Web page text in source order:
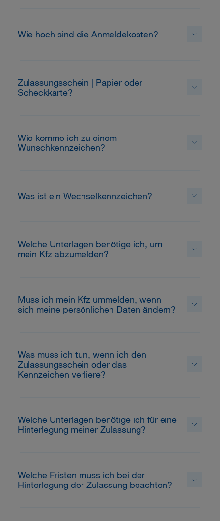
Wie hoch sind die Anmeldekosten?
Zulassungsschein | Papier oder
Scheckkarte?
Wie komme ich zu einem
Wunschkennzeichen?
Was ist ein Wechselkennzeichen?
Welche Unterlagen benötige ich, um
mein Kfz abzumelden?
Muss ich mein Kfz ummelden, wenn
sich meine persönlichen Daten ändern?
Was muss ich tun, wenn ich den
Zulassungsschein oder das
Kennzeichen verliere?
Welche Unterlagen benötige ich für eine
Hinterlegung meiner Zulassung?
Welche Fristen muss ich bei der
Hinterlegung der Zulassung beachten?